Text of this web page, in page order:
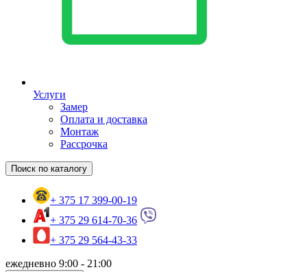
Услуги
Замер
Оплата и доставка
Монтаж
Рассрочка
Поиск по каталогу
+ 375 17 399-00-19
+ 375 29 614-70-36
+ 375 29 564-43-33
ежедневно 9:00 - 21:00